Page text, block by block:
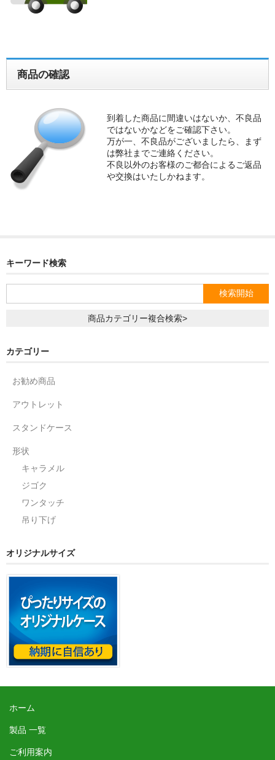
商品の確認
到着した商品に間違いはないか、不良品
ではないかなどをご確認下さい。
万が一、不良品がございましたら、まず
は弊社までご連絡ください。
不良以外のお客様のご都合によるご返品
や交換はいたしかねます。
キーワード検索
商品カテゴリー複合検索>
カテゴリー
お勧め商品
アウトレット
スタンドケース
形状
キャラメル
ジゴク
ワンタッチ
吊り下げ
オリジナルサイズ
ホーム
製品 一覧
ご利用案内